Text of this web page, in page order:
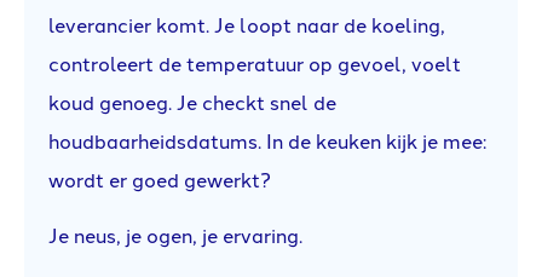
leverancier komt. Je loopt naar de koeling,
controleert de temperatuur op gevoel, voelt
koud genoeg. Je checkt snel de
houdbaarheidsdatums. In de keuken kijk je mee:
wordt er goed gewerkt?
Je neus, je ogen, je ervaring.